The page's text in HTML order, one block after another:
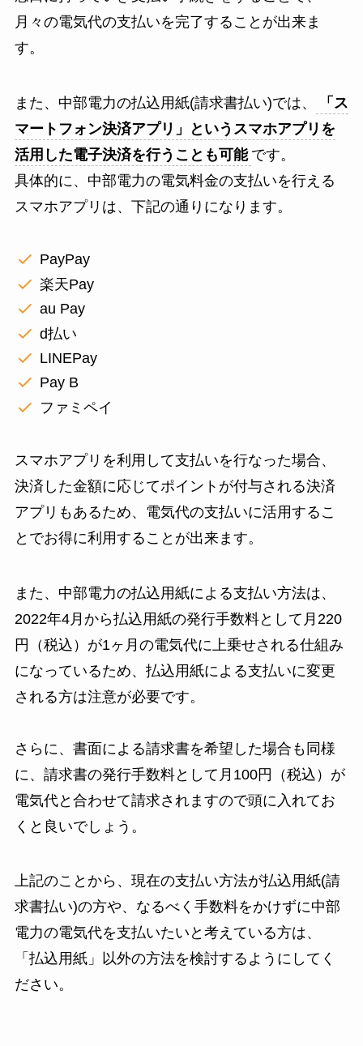
月々の電気代の支払いを完了することが出来ま
す。
また、中部電力の払込用紙(請求書払い)では、
「ス
マートフォン決済アプリ」というスマホアプリを
活用した電子決済を行うことも可能 です。
具体的に、中部電力の電気料金の支払いを行える
スマホアプリは、下記の通りになります。
PayPay
楽天Pay
au Pay
d払い
LINEPay
Pay B
ファミペイ
スマホアプリを利用して支払いを行なった場合、
決済した金額に応じてポイントが付与される決済
アプリもあるため、電気代の支払いに活用するこ
とでお得に利用することが出来ます。
また、中部電力の払込用紙による支払い方法は、
2022年4月から払込用紙の発行手数料として月220
円（税込）が1ヶ月の電気代に上乗せされる仕組み
になっているため、払込用紙による支払いに変更
される方は注意が必要です。
さらに、書面による請求書を希望した場合も同様
に、請求書の発行手数料として月100円（税込）が
電気代と合わせて請求されますので頭に入れてお
くと良いでしょう。
上記のことから、現在の支払い方法が払込用紙(請
求書払い)の方や、なるべく手数料をかけずに中部
電力の電気代を支払いたいと考えている方は、
「払込用紙」以外の方法を検討するようにしてく
ださい。